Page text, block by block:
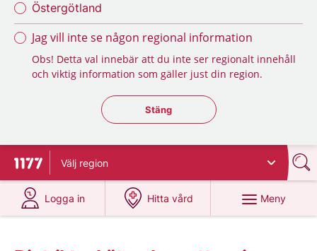
Östergötland
Jag vill inte se någon regional information
Obs! Detta val innebär att du inte ser regionalt innehåll
och viktig information som gäller just din region.
Stäng regionsväljaren
Stäng
Till startsidan för 1177
Välj region
Logga in
på 1177.se
Hitta vård
på 1177.se
Meny